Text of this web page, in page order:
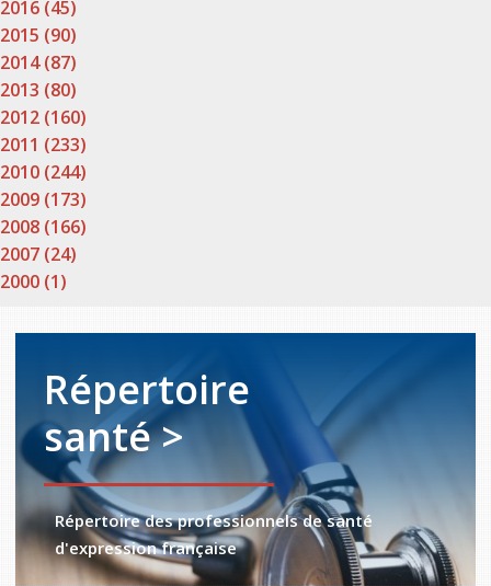
2016 (45)
2015 (90)
2014 (87)
2013 (80)
2012 (160)
2011 (233)
2010 (244)
2009 (173)
2008 (166)
2007 (24)
2000 (1)
Répertoire
santé >
Répertoire des professionnels de santé
d'expression française